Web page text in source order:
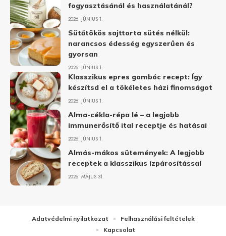
fogyasztásánál és használatánál?
2026. JÚNIUS 1.
Sütőtökös sajttorta sütés nélkül:
narancsos édesség egyszerűen és
gyorsan
2026. JÚNIUS 1.
Klasszikus epres gombóc recept: Így
készítsd el a tökéletes házi finomságot
2026. JÚNIUS 1.
Alma-cékla-répa lé – a legjobb
immunerősítő ital receptje és hatásai
2026. JÚNIUS 1.
Almás-mákos sütemények: A legjobb
receptek a klasszikus ízpárosítással
2026. MÁJUS 31.
Adatvédelmi nyilatkozat
Felhasználási feltételek
Kapcsolat